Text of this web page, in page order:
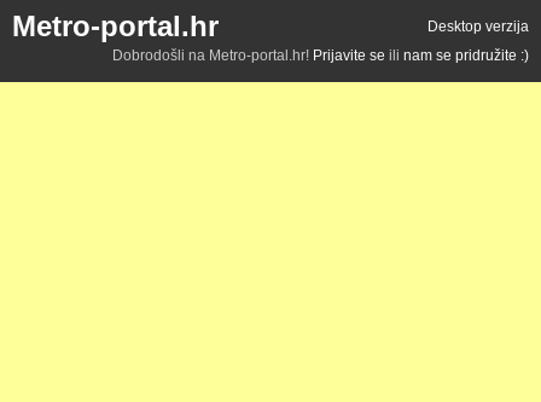
Metro-portal.hr
Desktop verzija
Dobrodošli na Metro-portal.hr! Prijavite se ili nam se pridružite :)